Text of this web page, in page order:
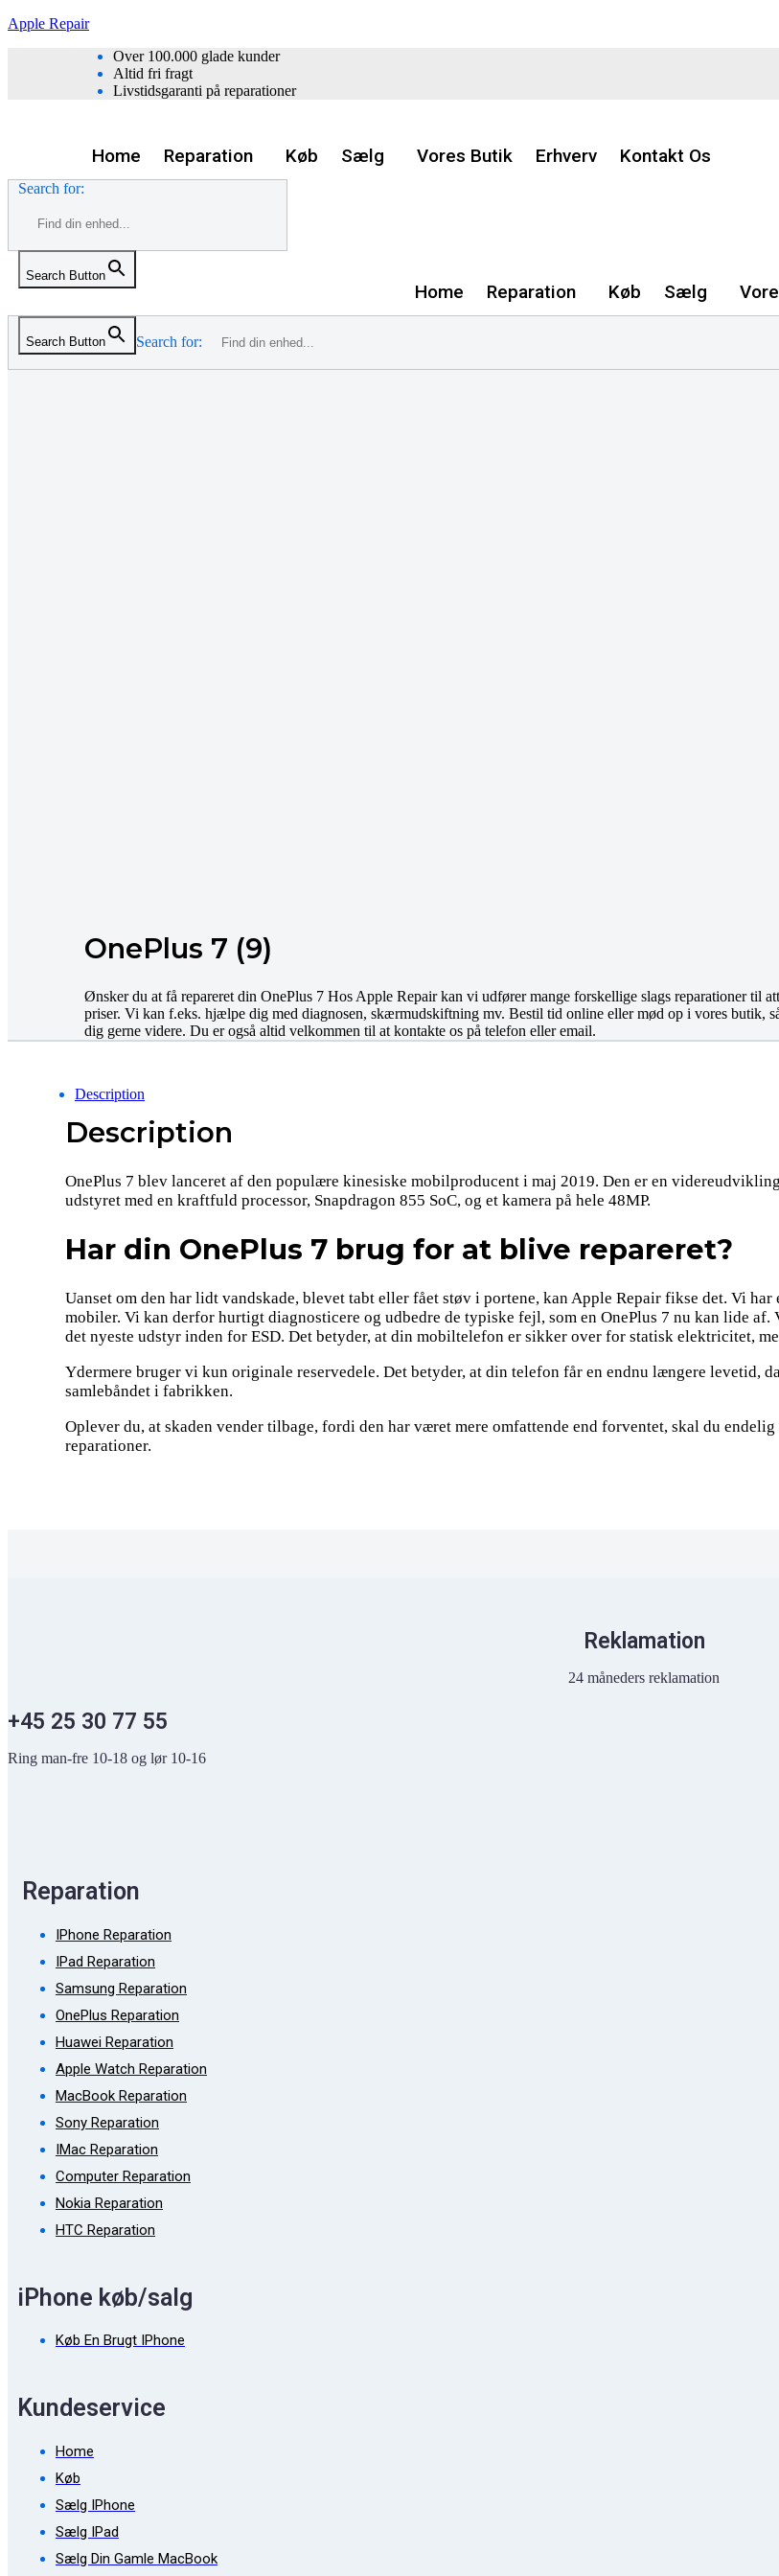
Skip
Apple Repair
Over 100.000 glade kunder
Altid fri fragt
Livstidsgaranti på reparationer
Home Reparation Køb Sælg Vores Butik Erhverv Kontakt Os
Search for:
Search Button
Home Reparation Køb Sælg
Search for:
Search Button
OnePlus 7 (9)
Ønsker du at få repareret din OnePlus 7 Hos Apple Repair kan vi udfører mange forskellige slags reparationer til
priser. Vi kan f.eks. hjælpe dig med diagnosen, skærmudskiftning mv. Bestil tid online eller mød op i vores butik,
dig gerne videre. Du er også altid velkommen til at kontakte os på telefon eller email.
Description
Description
OnePlus 7 blev lanceret af den populære kinesiske mobilproducent i maj 2019. Den er en
udstyret med en kraftfuld processor, Snapdragon 855 SoC, og et kamera på hele 48MP.
Har din OnePlus 7 brug for at blive repareret?
Uanset om den har lidt vandskade, blevet tabt eller fået støv i portene, kan Apple Repair fikse det. Vi
mobiler. Vi kan derfor hurtigt diagnosticere og udbedre de typiske fejl, som en OnePlus 7 nu kan lide
det nyeste udstyr inden for ESD. Det betyder, at din mobiltelefon er sikker over for statisk elektricitet,
Ydermere bruger vi kun originale reservedele. Det betyder, at din telefon får en endnu længere levetid,
samlebåndet i fabrikken.
Oplever du, at skaden vender tilbage, fordi den har været mere omfattende end forventet, skal du
reparationer.
Reklamation
24 måneders reklamation
+45 25 30 77 55
Ring man-fre 10-18 og lør 10-16
Reparation
IPhone Reparation
IPad Reparation
Samsung Reparation
OnePlus Reparation
Huawei Reparation
Apple Watch Reparation
MacBook Reparation
Sony Reparation
IMac Reparation
Computer Reparation
Nokia Reparation
HTC Reparation
iPhone køb/salg
Køb En Brugt IPhone
Kundeservice
Home
Køb
Sælg IPhone
Sælg IPad
Sælg Din Gamle MacBook